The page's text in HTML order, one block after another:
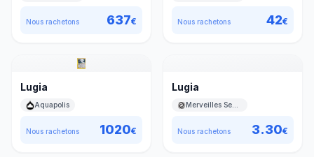
Nous rachetons 637€ Nous rachetons 42€
Lugia
Aquapolis
Nous rachetons 1020€
Lugia
Nous rachetons 3.30€